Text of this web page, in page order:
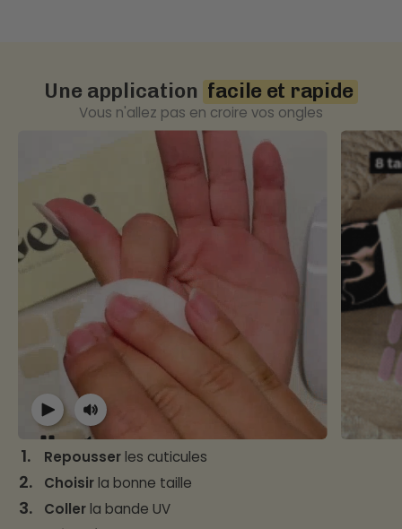
Une application facile et rapide
Vous n'allez pas en croire vos ongles
1. Repousserles cuticules
2. Choisirla bonne taille
3. Collerla bande UV